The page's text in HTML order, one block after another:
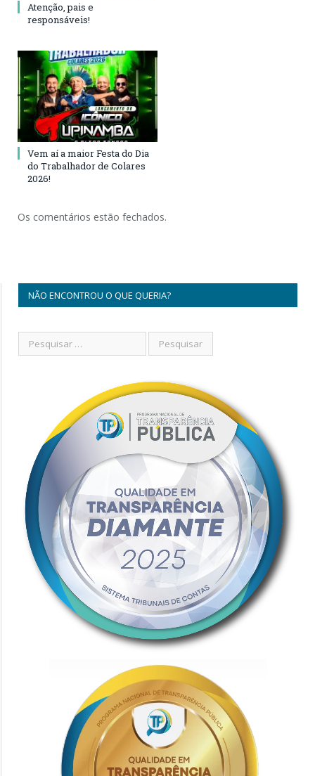
Atenção, pais e
responsáveis!
Vem aí a maior Festa do Dia
do Trabalhador de Colares
2026!
Os comentários estão fechados.
NÃO ENCONTROU O QUE QUERIA?